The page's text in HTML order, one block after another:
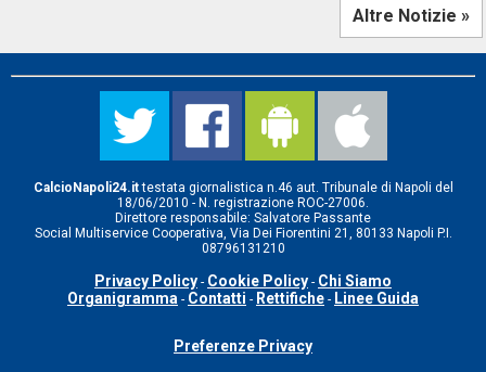
Altre Notizie »
CalcioNapoli24.ittestata giornalistica n.46 aut. Tribunale di Napoli del
18/06/2010 - N. registrazione ROC-27006.
Direttore responsabile: Salvatore Passante
Social Multiservice Cooperativa, Via Dei Fiorentini 21, 80133 Napoli P.I.
08796131210
Privacy Policy - Cookie Policy - Chi Siamo
Organigramma - Contatti - Rettifiche - Linee Guida
Preferenze Privacy